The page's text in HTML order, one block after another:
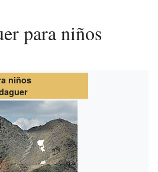
para niños
niños